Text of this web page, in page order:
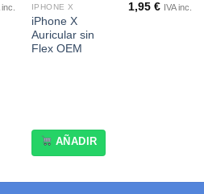
IPHONE X
iPhone X
Auricular sin
Flex OEM
1,95€ IVA inc.
AÑADIR